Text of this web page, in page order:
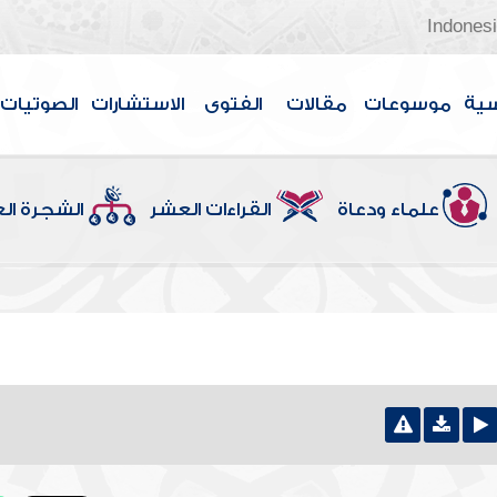
موسوعات مقالات الفتوى الاستشارات الصوتيات
علماء ودعاة القراءات العشر الشجرة